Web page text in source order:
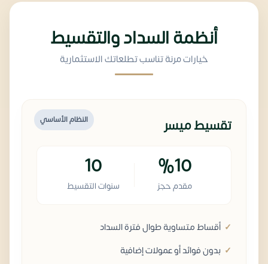
أنظمة السداد والتقسيط
خيارات مرنة تناسب تطلعاتك الاستثمارية
النظام الأساسي تقسيط ميسر
%10
مقدم حجز
10
سنوات التقسيط
أقساط متساوية طوال فترة السداد
بدون فوائد أو عمولات إضافية